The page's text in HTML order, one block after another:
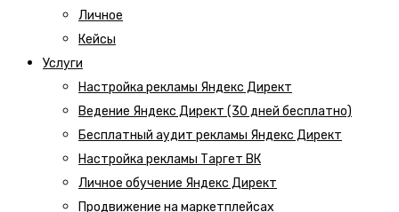
Личное
Кейсы
Услуги
Настройка рекламы Яндекс Директ
Ведение Яндекс Директ (30 дней бесплатно)
Бесплатный аудит рекламы Яндекс Директ
Настройка рекламы Таргет ВК
Личное обучение Яндекс Директ
Продвижение на маркетплейсах